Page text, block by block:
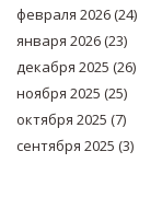
февраля 2026(24)
января 2026(23)
декабря 2025 (26)
ноября 2025 (25)
октября 2025 (7)
сентября 2025 (3)